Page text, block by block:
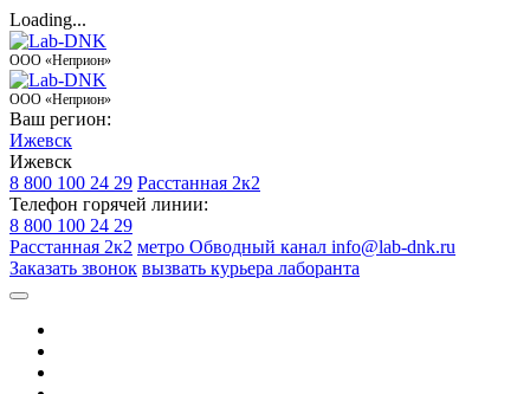
Loading...
ООО «Неприон»
ООО «Неприон»
Ваш регион:
Ижевск
Ижевск
8 800 100 24 29 Расстанная 2к2
Телефон горячей линии:
8 800 100 24 29
Расстанная 2к2 метро Обводный канал info@lab-dnk.ru
Заказать звонок вызвать курьера лаборанта